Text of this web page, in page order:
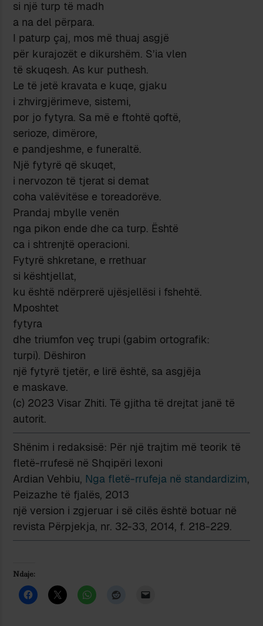
si një turp të madh
a na del përpara.
I paturp çaj, mos më thuaj asgjë
për kurajozët e dikurshëm. S’ia vlen
të skuqesh. As kur puthesh.
Le të jetë kravata e kuqe, gjaku
i zhvirgjërimeve, sistemi,
por jo fytyra. Sa më e ftohtë qoftë,
serioze, dimërore,
e pandjeshme, e funeraltë.
Një fytyrë që skuqet,
i nervozon të tjerat si demat
coha valëvitëse e toreadorëve.
Prandaj mbylle venën
nga pikon ende dhe ca turp. Është
ca i shtrenjtë operacioni.
Fytyrë shkretane, e rrethuar
si kështjellat,
ku është ndërprerë ujësjellësi i fshehtë.
Mposhtet
fytyra
dhe triumfon veç trupi (gabim ortografik:
turpi). Dëshiron
një fytyrë tjetër, e lirë është, sa asgjëja
e maskave.
(c) 2023 Visar Zhiti. Të gjitha të drejtat janë të
autorit.
Shënim i redaksisë: Për një trajtim më teorik të
fletë-rrufesë në Shqipëri lexoni
Ardian Vehbiu, Nga fletë-rrufeja në standardizim,
Peizazhe të fjalës, 2013
një version i zgjeruar i së cilës është botuar në
revista Përpjekja, nr. 32-33, 2014, f. 218-229.
Ndaje: